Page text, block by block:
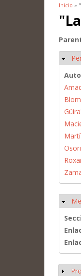
Se
Inicio »